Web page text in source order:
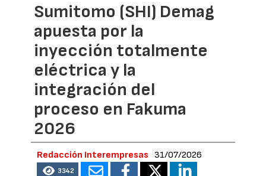
Sumitomo (SHI) Demag
apuesta por la
inyección totalmente
eléctrica y la
integración del
proceso en Fakuma
2026
Redacción Interempresas 31/07/2026
3342